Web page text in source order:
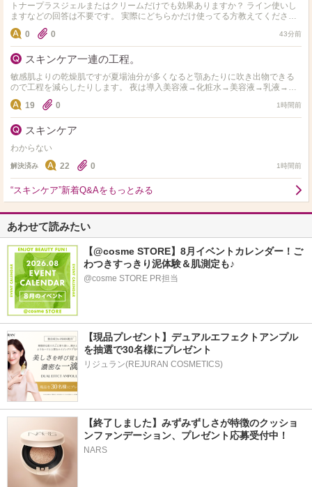
トナープラスジェルまたはクリームだけでも効果ありますか？ ライン使いし
ますなどの回答は不要です。 実際にどちらかだけ使ってる方教えてくださ
い。
0 0 43分前
スキンケア一連の工程。
敏感肌よりの乾燥肌ですが夏場油分が多くなると顎あたりに吹き出物できる
ので工程を減らしたりします。 夜は導入美容液→化粧水→美容液→乳液→顎
以外に保湿クリーム。 朝は導入美容液→化粧水→美容液→…
19 0 1時間前
スキンケア
わからない
解決済み 22 0 1時間前
“スキンケア”新着Q&Aをもっとみる
あわせて読みたい
【@cosme STORE】8月イベントカレンダー！ご
わつきすっきり泥体験＆肌測定も♪
@cosme STORE PR担当
【現品プレゼント】デュアルエフェクトアンプル
を抽選で30名様にプレゼント
リジュラン(REJURAN COSMETICS)
【終了しました】みずみずしさが特徴のクッショ
ンファンデーション、プレゼント応募受付中！
NARS